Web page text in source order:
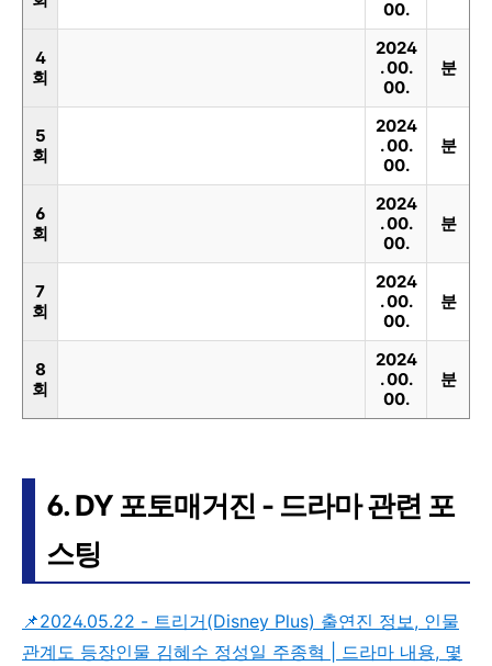
00.
4
회
2024
. 00.
00.
분
5
회
2024
. 00.
00.
분
6
회
2024
. 00.
00.
분
7
회
2024
. 00.
00.
분
8
회
2024
. 00.
00.
분
6. DY 포토매거진 - 드라마 관련 포
스팅
📌2024.05.22 - 트리거(Disney Plus) 출연진 정보, 인물
관계도 등장인물 김혜수 정성일 주종혁 | 드라마 내용, 몇